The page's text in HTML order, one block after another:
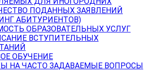
ПОДАННЫХ ЗАЯВЛЕНИЙ
АБИТУРИЕНТОВ)
ОБРАЗОВАТЕЛЬНЫХ УСЛУГ
ВСТУПИТЕЛЬНЫХ
ОБУЧЕНИЕ
НА ЧАСТО ЗАДАВАЕМЫЕ ВОПРОСЫ